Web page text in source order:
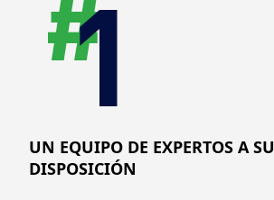
UN EQUIPO DE EXPERTOS A SU
DISPOSICIÓN